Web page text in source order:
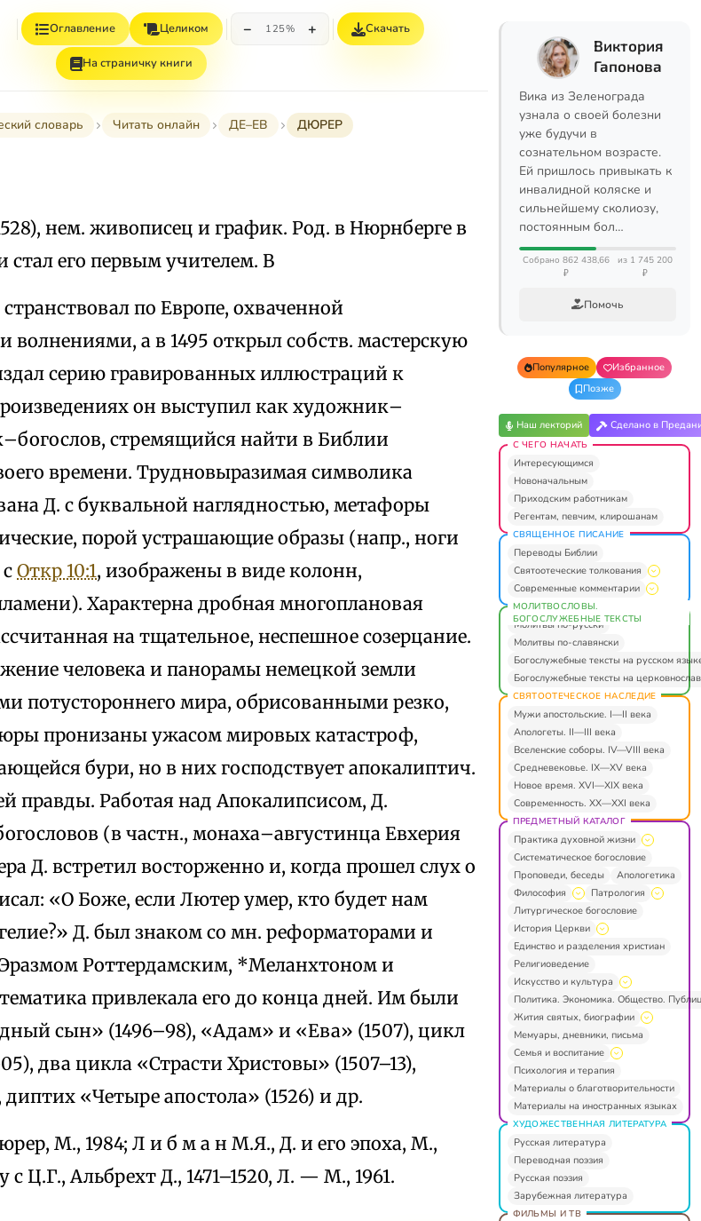
Оглавление Целиком − 125% + Скачать
На страничку книги
словарь Читать онлайн ДЕ–ЕВ ДЮРЕР
нем. живописец и график. Род. в Нюрнберге в
его первым учителем. В
по Европе, охваченной
а в 1495 открыл собств. мастерскую
серию гравированных иллюстраций к
он выступил как художник–
стремящийся найти в Библии
времени. Трудновыразимая символика
Д. с буквальной наглядностью, метафоры
порой устрашающие образы (напр., ноги
Откр 10:1, изображены в виде колонн,
Характерна дробная многоплановая
на тщательное, неспешное созерцание.
человека и панорамы немецкой земли
потустороннего мира, обрисованными резко,
пронизаны ужасом мировых катастроф,
бури, но в них господствует апокалиптич.
правды. Работая над Апокалипсисом, Д.
(в частн., монаха–августинца Евхерия
Д. встретил восторженно и, когда прошел слух о
«О Боже, если Лютер умер, кто будет нам
Д. был знаком со мн. реформаторами и
Роттердамским, *Меланхтоном и
привлекала его до конца дней. Им были
сын» (1496–98), «Адам» и «Ева» (1507), цикл
два цикла «Страсти Христовы» (1507–13),
диптих «Четыре апостола» (1526) и др.
М., 1984; Л и б м а н М.Я., Д. и его эпоха, М.,
с Ц.Г., Альбрехт Д., 1471–1520, Л. — М., 1961.
Виктория
Гапонова
Вика из Зеленограда
узнала о своей болезни
уже будучи в
сознательном возрасте.
Ей пришлось привыкать к
инвалидной коляске и
сильнейшему сколиозу,
постоянным бол…
Собрано 862 438,66
₽
из 1 745 200
₽
Помочь
Популярное
Избранное
Позже
Наш лекторий Сделано в
С ЧЕГО НАЧАТЬ
Интересующимся
Новоначальным
Приходским работникам
Регентам, певчим, клирошанам
СВЯЩЕННОЕ ПИСАНИЕ
Переводы Библии
Святоотеческие толкования
Современные комментарии
МОЛИТВОСЛОВЫ.
БОГОСЛУЖЕБНЫЕ ТЕКСТЫ
Молитвы по-русски
Молитвы по-славянски
Богослужебные тексты на русском
Богослужебные тексты на
СВЯТООТЕЧЕСКОЕ НАСЛЕДИЕ
Мужи апостольские. I—II века
Апологеты. II—III века
Вселенские соборы. IV—VIII века
Средневековье. IX—XV века
Новое время. XVI—XIX века
Современность. XX—XXI века
ПРЕДМЕТНЫЙ КАТАЛОГ
Практика духовной жизни
Систематическое богословие
Проповеди, беседы
Апологетика
Философия
Патрология
Литургическое богословие
История Церкви
Единство и разделения христиан
Религиоведение
Искусство и культура
Политика. Экономика. Общество.
Жития святых, биографии
Мемуары, дневники, письма
Семья и воспитание
Психология и терапия
Материалы о благотворительности
Материалы на иностранных языках
ХУДОЖЕСТВЕННАЯ ЛИТЕРАТУРА
Русская литература
Переводная поэзия
Русская поэзия
Зарубежная литература
ФИЛЬМЫ И ТВ